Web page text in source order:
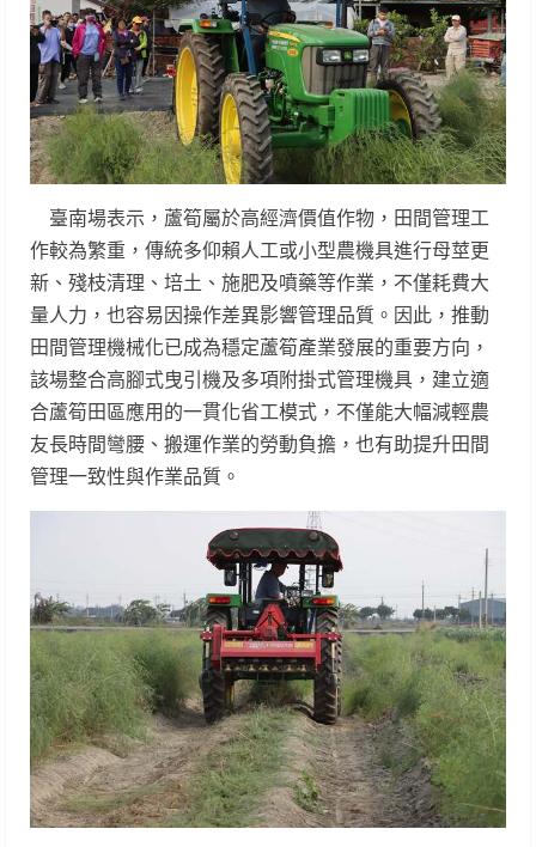
臺南場表示，蘆筍屬於高經濟價值作物，田間管理工
作較為繁重，傳統多仰賴人工或小型農機具進行母莖更
新、殘枝清理、培土、施肥及噴藥等作業，不僅耗費大
量人力，也容易因操作差異影響管理品質。因此，推動
田間管理機械化已成為穩定蘆筍產業發展的重要方向，
該場整合高腳式曳引機及多項附掛式管理機具，建立適
合蘆筍田區應用的一貫化省工模式，不僅能大幅減輕農
友長時間彎腰、搬運作業的勞動負擔，也有助提升田間
管理一致性與作業品質。